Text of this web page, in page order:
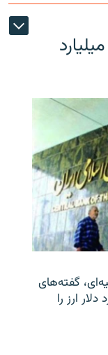
بانک مرکزی ایران گم شدن ۹ میلیارد
گفته‌های
گم شدن ۹ میلیارد دلار ارز را